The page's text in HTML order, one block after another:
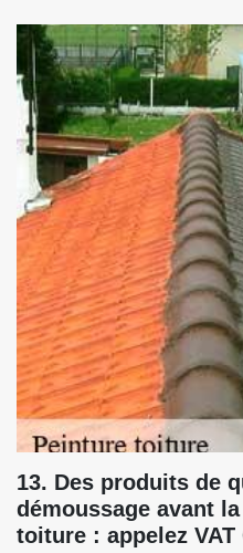
13. Des produits de
démoussage avant
toiture : appelez VAT